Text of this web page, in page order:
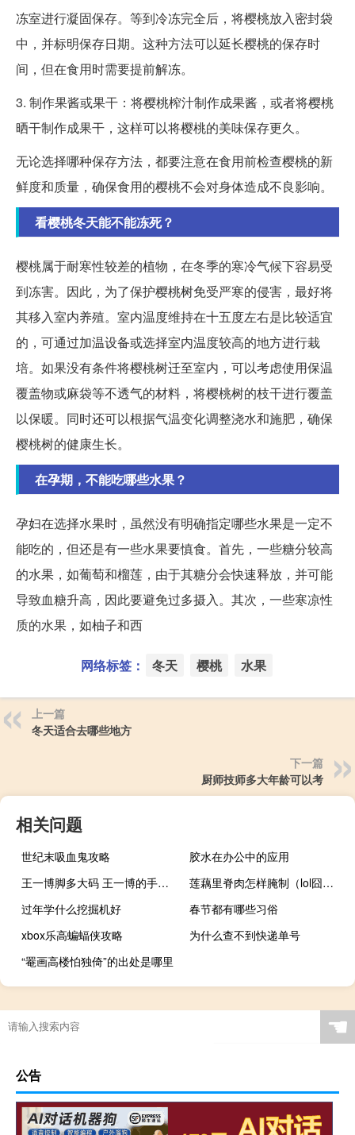
冻室进行凝固保存。等到冷冻完全后，将樱桃放入密封袋
中，并标明保存日期。这种方法可以延长樱桃的保存时
间，但在食用时需要提前解冻。
3. 制作果酱或果干：将樱桃榨汁制作成果酱，或者将樱桃
晒干制作成果干，这样可以将樱桃的美味保存更久。
无论选择哪种保存方法，都要注意在食用前检查樱桃的新
鲜度和质量，确保食用的樱桃不会对身体造成不良影响。
看樱桃冬天能不能冻死？
樱桃属于耐寒性较差的植物，在冬季的寒冷气候下容易受
到冻害。因此，为了保护樱桃树免受严寒的侵害，最好将
其移入室内养殖。室内温度维持在十五度左右是比较适宜
的，可通过加温设备或选择室内温度较高的地方进行栽
培。如果没有条件将樱桃树迁至室内，可以考虑使用保温
覆盖物或麻袋等不透气的材料，将樱桃树的枝干进行覆盖
以保暖。同时还可以根据气温变化调整浇水和施肥，确保
樱桃树的健康生长。
在孕期，不能吃哪些水果？
孕妇在选择水果时，虽然没有明确指定哪些水果是一定不
能吃的，但还是有一些水果要慎食。首先，一些糖分较高
的水果，如葡萄和榴莲，由于其糖分会快速释放，并可能
导致血糖升高，因此要避免过多摄入。其次，一些寒凉性
质的水果，如柚子和西
网络标签： 冬天 樱桃 水果
上一篇
冬天适合去哪些地方
下一篇
厨师技师多大年龄可以考
相关问题
世纪末吸血鬼攻略
胶水在办公中的应用
王一博脚多大码 王一博的手真的好大
莲藕里脊肉怎样腌制（lol囧图）
过年学什么挖掘机好
春节都有哪些习俗
xbox乐高蝙蝠侠攻略
为什么查不到快递单号
“罨画高楼怕独倚”的出处是哪里
☚
公告